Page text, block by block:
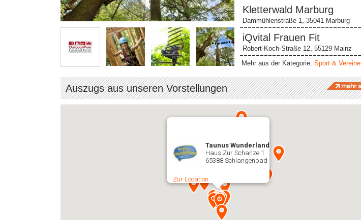
Kletterwald Marburg
Dammühlenstraße 1, 35041 Marburg
iQvital Frauen Fit
Robert-Koch-Straße 12, 55129 Mainz
Mehr aus der Kategorie: Sport & Vereine
Auszugs aus unseren Vorstellungen
Taunus Wunderland
Haus Zur Schanze 1
65388 Schlangenbad
Zur Location